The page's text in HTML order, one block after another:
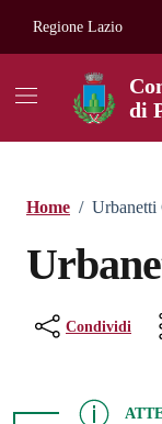
Regione Lazio
di
Home / Urbanetti
Condividi